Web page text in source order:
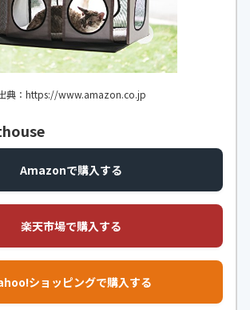
典：https://www.amazon.co.jp
Amazonで購入する
楽天市場で購入する
ショッピングで購入する